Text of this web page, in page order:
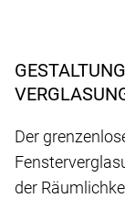
Der
der